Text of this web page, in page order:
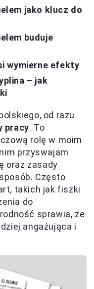
jako klucz do
buduje
wymierne efekty
– jak
od razu
pracy. To
rolę w moim
przyswajam
oraz zasady
Często
takich jak fiszki
do
sprawia, że
angażująca i